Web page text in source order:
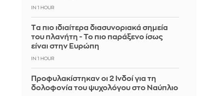
IN 1 HOUR
Tα πιο ιδιαίτερα διασυνοριακά σημεία
του πλανήτη - Το πιο παράξενο ίσως
είναι στην Ευρώπη
IN 1 HOUR
Προφυλακίστηκαν οι 2 Ινδοί για τη
δολοφονία του ψυχολόγου στο Ναύπλιο